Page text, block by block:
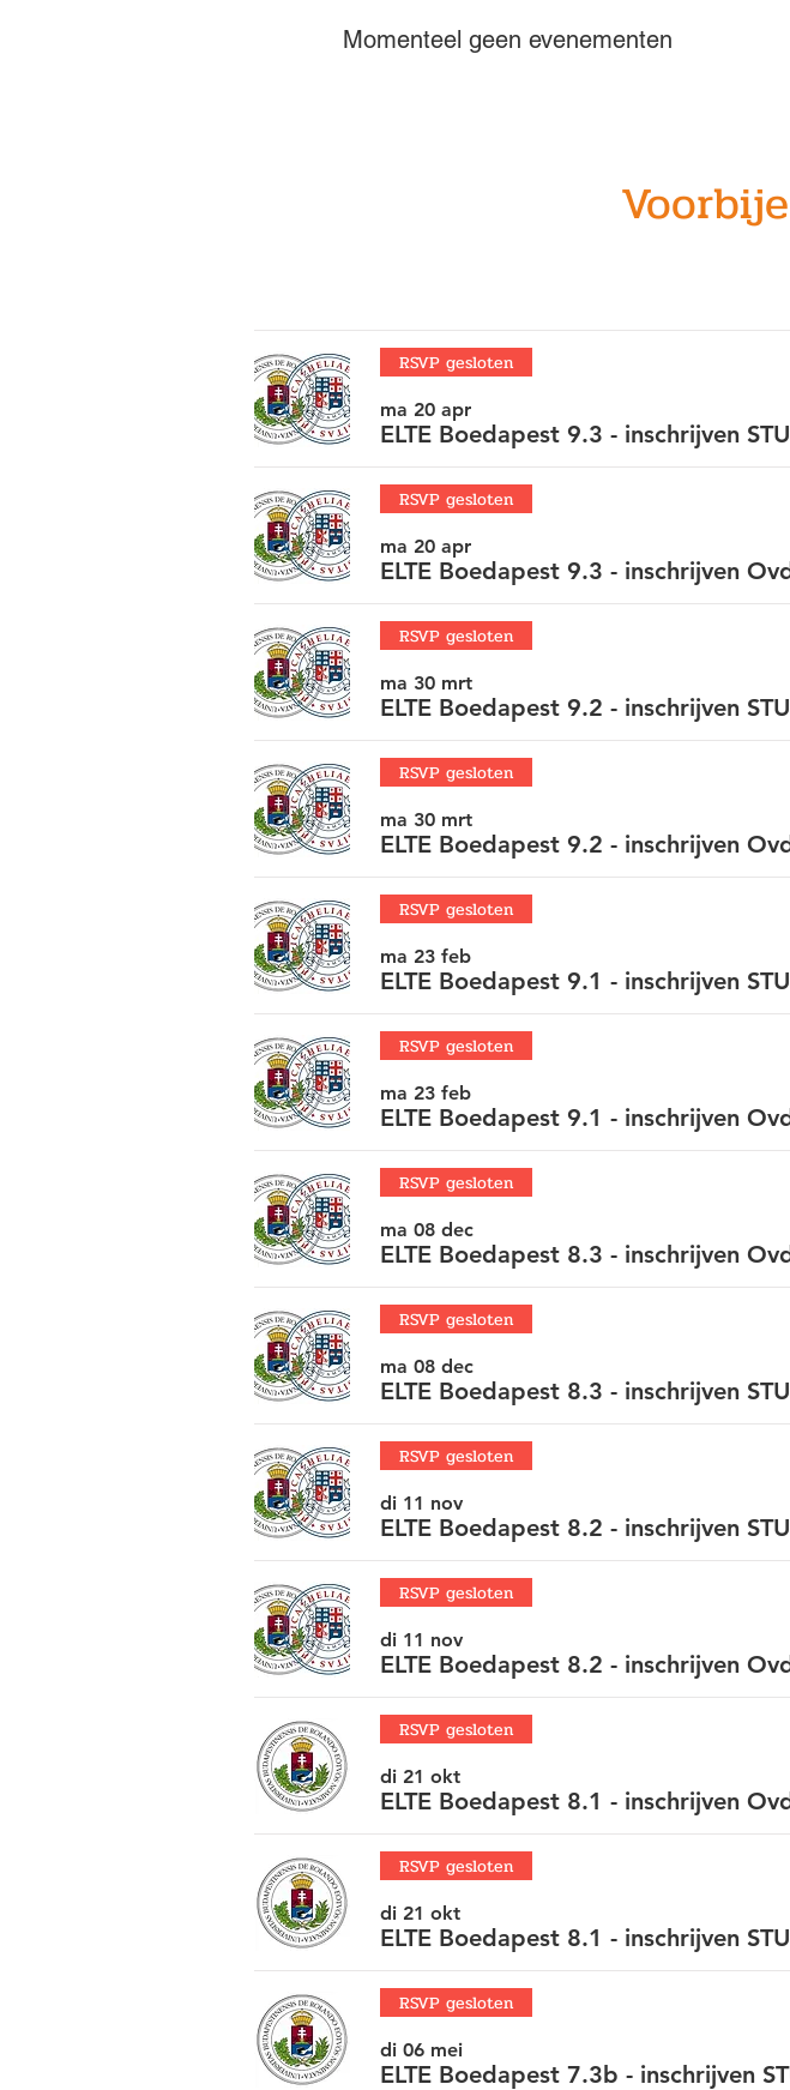
Geen enkele voorkennis is
Momenteel geen evenementen
RSVP gesloten
ma 20 apr
ELTE Boedapest 9.3 - inschrijven
RSVP gesloten
ma 20 apr
ELTE Boedapest 9.3 - inschrijven
RSVP gesloten
ma 30 mrt
ELTE Boedapest 9.2 - inschrijven
RSVP gesloten
ma 30 mrt
ELTE Boedapest 9.2 - inschrijven
RSVP gesloten
ma 23 feb
ELTE Boedapest 9.1 - inschrijven
RSVP gesloten
ma 23 feb
ELTE Boedapest 9.1 - inschrijven
RSVP gesloten
ma 08 dec
ELTE Boedapest 8.3 - inschrijven
RSVP gesloten
ma 08 dec
ELTE Boedapest 8.3 - inschrijven
RSVP gesloten
di 11 nov
ELTE Boedapest 8.2 - inschrijven
RSVP gesloten
di 11 nov
ELTE Boedapest 8.2 - inschrijven
RSVP gesloten
di 21 okt
ELTE Boedapest 8.1 - inschrijven
RSVP gesloten
di 21 okt
ELTE Boedapest 8.1 - inschrijven
RSVP gesloten
di 06 mei
ELTE Boedapest 7.3b - inschrijven